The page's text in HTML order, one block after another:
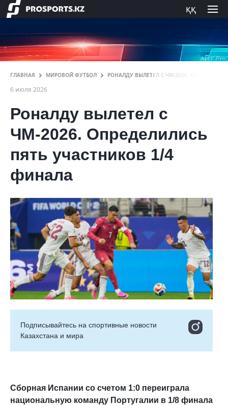
ққ
ГЛАВНАЯ МИРОВОЙ ФУТБОЛ РОНАЛДУ ВЫЛЕТЕЛ С ЧМ-2026.
6 июля 2026
Роналду вылетел с
ЧМ-2026. Определились
пять участников 1/4
финала
Подписывайтесь на cпортивные новости
Казахстана и мира
Сборная Испании со счетом 1:0 переиграла
национальную команду Португалии в 1/8 финала